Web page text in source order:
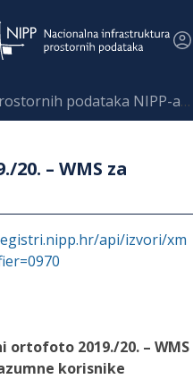
podataka NIPP-a
– WMS za
api/izvori/xm
ortofoto 2019./20. – WMS
korisnike